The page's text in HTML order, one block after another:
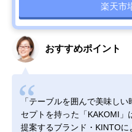
楽天市
おすすめポイント
「テーブルを囲んで美味し
セプトを持った「KAKOMI」
提案するブランド・KINTOに